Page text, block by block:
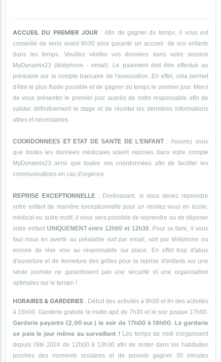
ACCUEIL DU PREMIER JOUR : Afin de gagner du temps, il vous est
conseillé de venir avant 8h30 pour garantir un accueil de vos enfants
dans les temps. Veuillez vérifier vos données dans votre session
MyDynamix23 (téléphone - email). Le paiement doit être effectué au
préalable sur le compte bancaire de l'association. En effet, cela permet
d'être le plus fluide possible et de gagner du temps le premier jour. Merci
de vous présenter le premier jour auprès de notre responsable afin de
valider définitivement le stage et de récolter les dernières informations
utiles et nécessaires.
COORDONNEES ET ETAT DE SANTE DE L'ENFANT: Assurez vous
que toutes les données médicales soient reprises dans votre compte
MyDynamix23 ainsi que toutes vos coordonnées afin de faciliter les
communications en cas d'urgence.
REPRISE EXCEPTIONNELLE : Dorénavant, si vous devez reprendre
votre enfant de manière exceptionnelle pour un rendez-vous en école,
médical ou autre motif, il vous sera possible de reprendre ou de déposer
votre enfant UNIQUEMENT entre 12h00 et 12h30. Pour se faire, il vous
faut nous en avertir au préalable soit par email, soit par téléphone ou
encore de vive voix au responsable sur place. En effet trop d'abus
d'ouverture et de fermeture des grilles pour la reprise d'enfants sur une
seule journée ne garantissent pas une sécurité et une organisation
optimales sur le terrain !
HORAIRES & GARDERIES : Début des activités à 9h00 et fin des activités
à 16h00. Garderie gratuite le matin apd de 7h30 et le soir jusque 17h00.
Garderie payante (2,00 eur.) le soir de 17h00 à 18h00. La garderie
se paie le jour même au surveillant ! Les temps de midi s'organisent
depuis l'été 2024 de 12h00 à 13h30 afin de rester dans les habitudes
proches des moments scolaires et de pouvoir gagner 30 minutes